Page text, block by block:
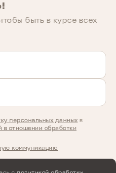
быть в курcе всех
персональных данных в
в отношении обработки
коммуникацию